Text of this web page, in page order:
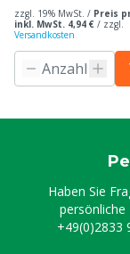
zzgl. 19% MwSt. / Preis
inkl. MwSt. 4,94 € / zzgl.
Versandkosten
Haben Sie
+49(0)2833